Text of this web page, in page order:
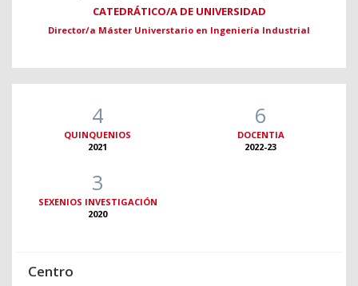
CATEDRÁTICO/A DE UNIVERSIDAD
Director/a Máster Universtario en Ingeniería Industrial
4
QUINQUENIOS
2021
6
DOCENTIA
2022-23
3
SEXENIOS INVESTIGACIÓN
2020
Centro